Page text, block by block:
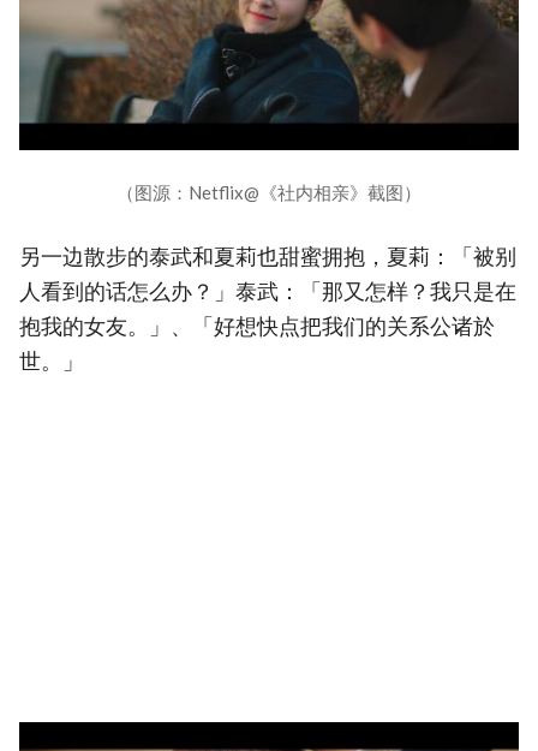
（图源：Netflix@《社内相亲》截图）
另一边散步的泰武和夏莉也甜蜜拥抱，夏莉：「被别
人看到的话怎么办？」泰武：「那又怎样？我只是在
抱我的女友。」、「好想快点把我们的关系公诸於
世。」